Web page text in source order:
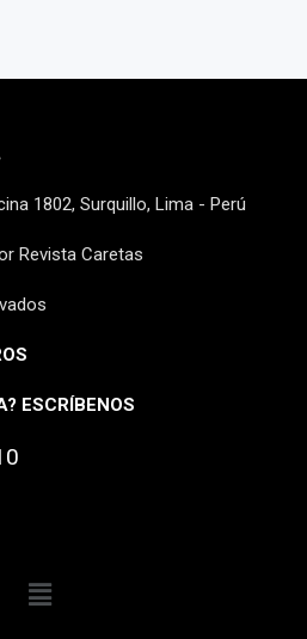
1802, Surquillo, Lima - Perú
Revista Caretas
ESCRÍBENOS